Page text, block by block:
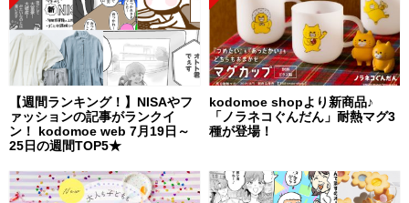
【週間ランキング！】NISAやフ
ァッションの記事がランクイ
ン！ kodomoe web 7月19日～
25日の週間TOP5★
kodomoe shopより新商品♪
「ノラネコぐんだん」耐熱マグ3
種が登場！